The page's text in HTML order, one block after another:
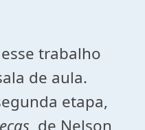
trabalho
de aula.
etapa,
, de Nelson